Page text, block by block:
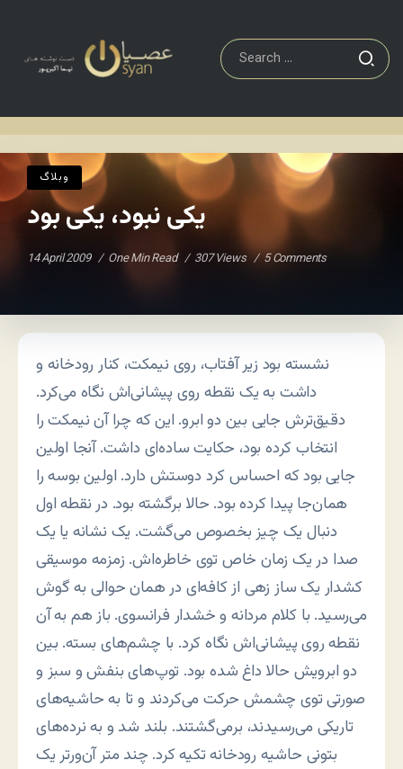
وبلاگ
یکی نبود، یکی بود
14 April 2009 One Min Read 307 Views 5 Comments
نشسته بود زیر آفتاب، روی نیمکت، کنار رودخانه و
داشت به یک نقطه روی پیشانی‌اش نگاه می‌کرد.
دقیق‌ترش جایی بین دو ابرو. این که چرا آن نیمکت را
انتخاب کرده بود، حکایت ساده‌ای داشت. آنجا اولین
جایی بود که احساس کرد دوستش دارد. اولین بوسه را
همان‌جا پیدا کرده بود. حالا برگشته بود. در نقطه اول
دنبال یک چیز بخصوص می‌گشت. یک نشانه یا یک
صدا در یک زمان خاص توی خاطره‌اش. زمزمه موسیقی
کشدار یک ساز زهی از کافه‌ای در همان حوالی به گوش
می‌رسید. با کلام مردانه و خشدار فرانسوی. باز هم به آن
نقطه روی پیشانی‌اش نگاه کرد. با چشم‌های بسته. بین
دو ابرویش حالا داغ شده بود. توپ‌های بنفش و سبز و
صورتی توی چشمش حرکت می‌کردند و تا به حاشیه‌های
تاریکی می‌رسیدند، برمی‌گشتند. بلند شد و به نرده‌های
بتونی حاشیه رودخانه تکیه کرد. چند متر آن‌ورتر یک